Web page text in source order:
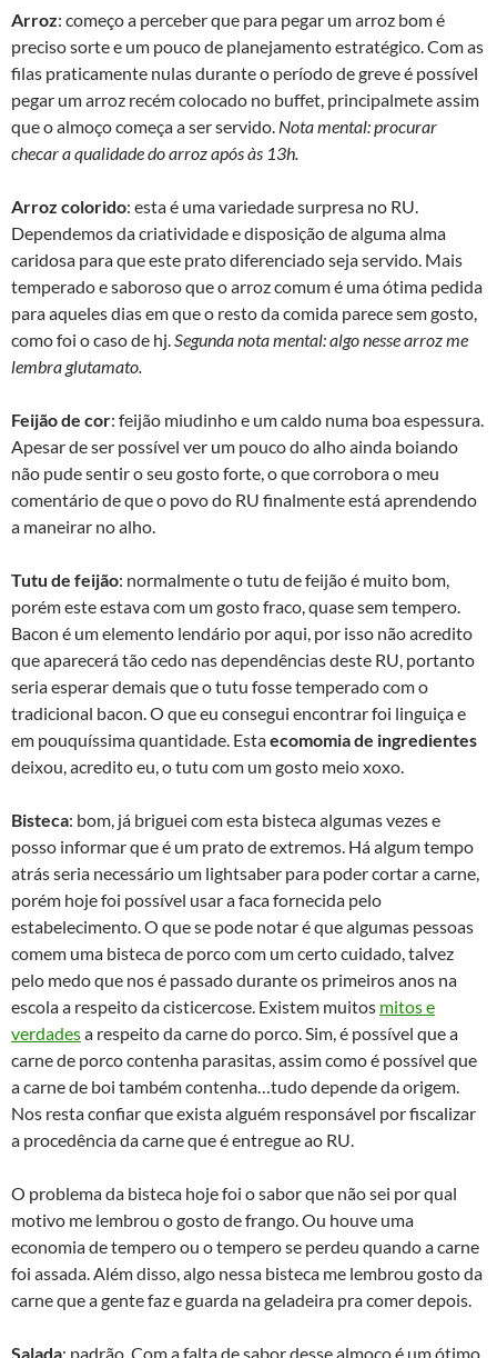
Arroz: começo a perceber que para pegar um arroz bom é
preciso sorte e um pouco de planejamento estratégico. Com as
filas praticamente nulas durante o período de greve é possível
pegar um arroz recém colocado no buffet, principalmete assim
que o almoço começa a ser servido. Nota mental: procurar
checar a qualidade do arroz após às 13h.
Arroz colorido: esta é uma variedade surpresa no RU.
Dependemos da criatividade e disposição de alguma alma
caridosa para que este prato diferenciado seja servido. Mais
temperado e saboroso que o arroz comum é uma ótima pedida
para aqueles dias em que o resto da comida parece sem gosto,
como foi o caso de hj.Segunda nota mental: algo nesse arroz me
lembra glutamato.
Feijão de cor: feijão miudinho e um caldo numa boa espessura.
Apesar de ser possível ver um pouco do alho ainda boiando
não pude sentir o seu gosto forte, o que corrobora o meu
comentário de que o povo do RU finalmente está aprendendo
a maneirar no alho.
Tutu de feijão: normalmente o tutu de feijão é muito bom,
porém este estava com um gosto fraco, quase sem tempero.
Bacon é um elemento lendário por aqui, por isso não acredito
que aparecerá tão cedo nas dependências deste RU, portanto
seria esperar demais que o tutu fosse temperado com o
tradicional bacon. O que eu consegui encontrar foi linguiça e
em pouquíssima quantidade. Estaecomomia de ingredientes
deixou, acredito eu, o tutu com um gosto meio xoxo.
Bisteca: bom, já briguei com esta bisteca algumas vezes e
posso informar que é um prato de extremos. Há algum tempo
atrás seria necessário um lightsaber para poder cortar a carne,
porém hoje foi possível usar a faca fornecida pelo
estabelecimento. O que se pode notar é que algumas pessoas
comem uma bisteca de porco com um certo cuidado, talvez
pelo medo que nos é passado durante os primeiros anos na
escola a respeito da cisticercose. Existem muitos mitos e
verdadesa respeito da carne do porco. Sim, é possível que a
carne de porco contenha parasitas, assim como é possível que
a carne de boi também contenha…tudo depende da origem.
Nos resta confiar que exista alguém responsável por fiscalizar
a procedência da carne que é entregue ao RU.
O problema da bisteca hoje foi o sabor que não sei por qual
motivo me lembrou o gosto de frango. Ou houve uma
economia de tempero ou o tempero se perdeu quando a carne
foi assada. Além disso, algo nessa bisteca me lembrou gosto da
carne que a gente faz e guarda na geladeira pra comer depois.
Salada: padrão. Com a falta de sabor desse almoço é um ótimo